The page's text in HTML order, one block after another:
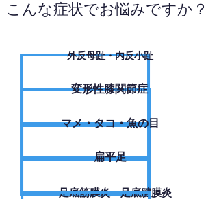
こんな症状でお悩みですか？
外反母趾・内反小趾
変形性膝関節症
​マメ・タコ・魚の目
扁平足
足底筋膜炎・足底腱膜炎